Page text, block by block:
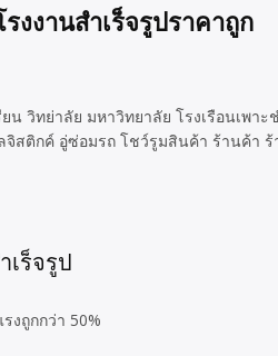
งงานสำเร็จรูปราคาถูก
น วิทย่าลัย มหาวิทยาลัย โรงเรือนเ
ติกค์ อู่ซ่อมรถ โชว์รูมสินค้า ร้านค้า ร้
เร็จรูป
งถูกกว่า 50%